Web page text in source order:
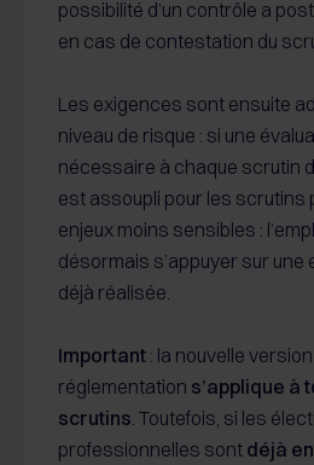
possibilité d’un contrôle a
en cas de contestation du
Les exigences sont ensuite
niveau de risque : si une
nécessaire à chaque scrutin
est assoupli pour les scrutins
enjeux moins sensibles :
désormais s’appuyer sur
déjà réalisée.
Important : la nouvelle
réglementation s’applique à
scrutins. Toutefois, si les
professionnelles sont déjà